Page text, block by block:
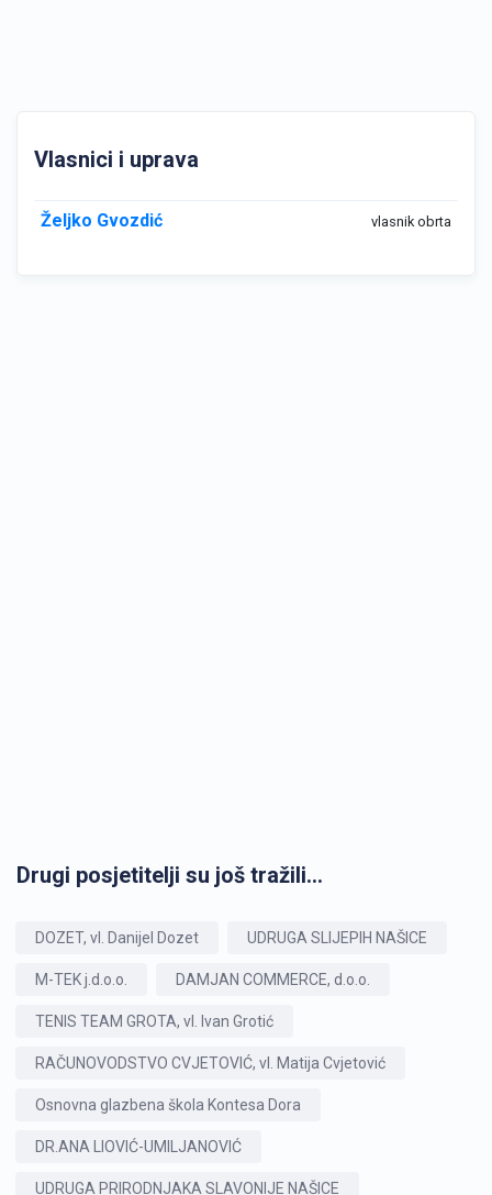
Vlasnici i uprava
Željko Gvozdić vlasnik obrta
Drugi posjetitelji su još tražili...
DOZET, vl. Danijel Dozet UDRUGA SLIJEPIH NAŠICE
M-TEK j.d.o.o. DAMJAN COMMERCE, d.o.o.
TENIS TEAM GROTA, vl. Ivan Grotić
RAČUNOVODSTVO CVJETOVIĆ, vl. Matija Cvjetović
Osnovna glazbena škola Kontesa Dora
DR.ANA LIOVIĆ-UMILJANOVIĆ
UDRUGA PRIRODNJAKA SLAVONIJE NAŠICE